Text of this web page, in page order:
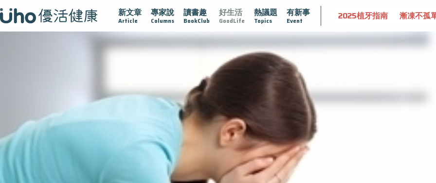
新文章
Article
專家說
Columns
讀書趣
BookClub
好生活
GoodLife
熱議題
Topics
有新事
Event
疫情保衛戰 再生醫學 愛的未來視 認識攝護腺肥大 守護骨骼健康 達文西手術專欄 2025植牙指南 漸凍不孤